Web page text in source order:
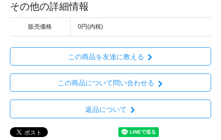
その他の詳細情報
販売価格 0円(内税)
この商品を友達に教える
この商品について問い合わせる
返品について